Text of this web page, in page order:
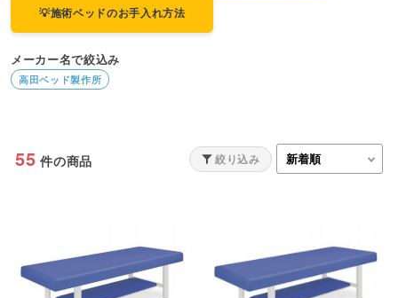
💡施術ベッドのお手入れ方法
メーカー名で絞込み
高田ベッド製作所
55 件の商品 絞り込み